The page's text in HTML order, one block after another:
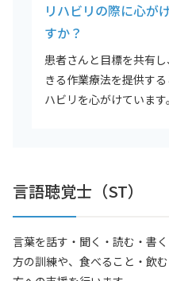
リハビリの際に心が
すか？
患者さんと目標を共有
きる作業療法を提供す
ハビリを心がけています。
言語聴覚士（ST）
言葉を話す・聞く・読む・書
方の訓練や、食べること・飲